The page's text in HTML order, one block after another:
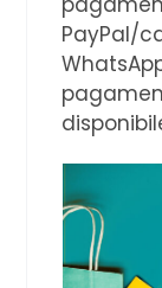
PayPal/